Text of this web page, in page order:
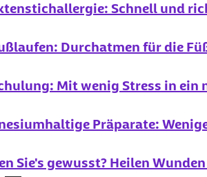
Schnell und
Durchatmen für die
Mit wenig Stress in ein
Präparate:
Sie's gewusst? Heilen